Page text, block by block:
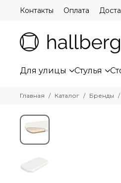
Контакты Оплата
Для улицы Стулья
Главная Каталог Бренды